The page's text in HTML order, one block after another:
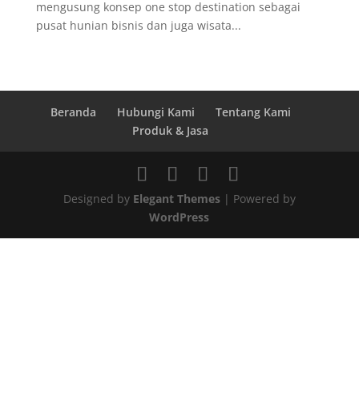
mengusung konsep one stop destination sebagai
pusat hunian bisnis dan juga wisata...
Beranda Hubungi Kami
Tentang Kami
Produk & Jasa
Designed by Elegant Themes| Powered by
WordPress